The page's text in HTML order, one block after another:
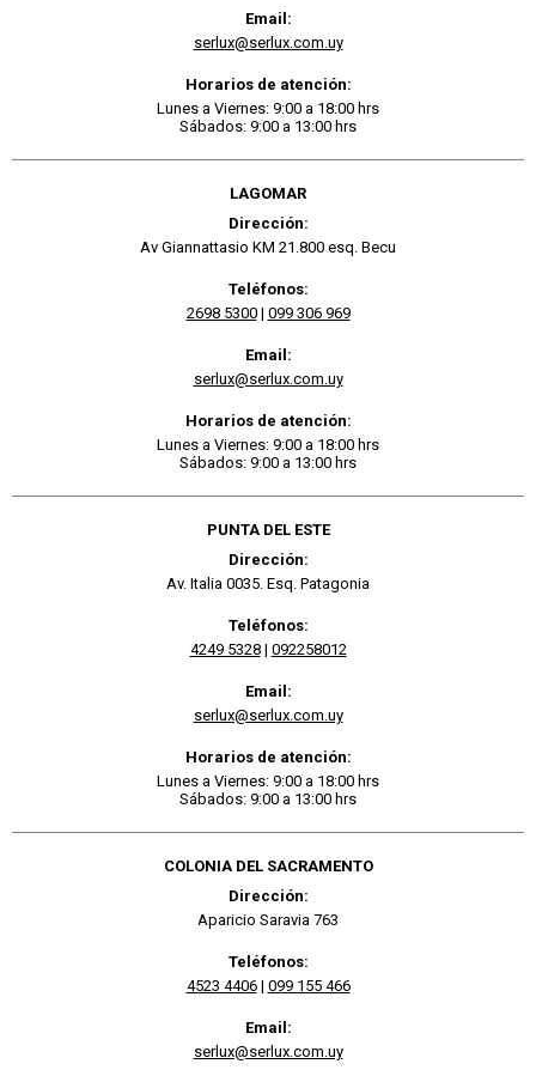
Email:
serlux@serlux.com.uy
Horarios de atención:
Lunes a Viernes: 9:00 a 18:00 hrs
Sábados: 9:00 a 13:00 hrs
LAGOMAR
Dirección:
Av Giannattasio KM 21.800 esq. Becu
Teléfonos:
2698 5300| 099 306 969
Email:
serlux@serlux.com.uy
Horarios de atención:
Lunes a Viernes: 9:00 a 18:00 hrs
Sábados: 9:00 a 13:00 hrs
PUNTA DEL ESTE
Dirección:
Av. Italia 0035. Esq. Patagonia
Teléfonos:
4249 5328| 092258012
Email:
serlux@serlux.com.uy
Horarios de atención:
Lunes a Viernes: 9:00 a 18:00 hrs
Sábados: 9:00 a 13:00 hrs
COLONIA DEL SACRAMENTO
Dirección:
Aparicio Saravia 763
Teléfonos:
4523 4406| 099 155 466
Email:
serlux@serlux.com.uy